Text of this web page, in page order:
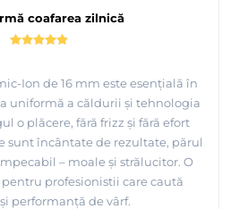
coafarea zilnică
Ion de 16 mm este esențială în
uniformă a căldurii și tehnologia
o plăcere, fără frizz și fără efort
sunt încântate de rezultate, părul
– moale și strălucitor. O
profesionistii care caută
performanță de vârf.